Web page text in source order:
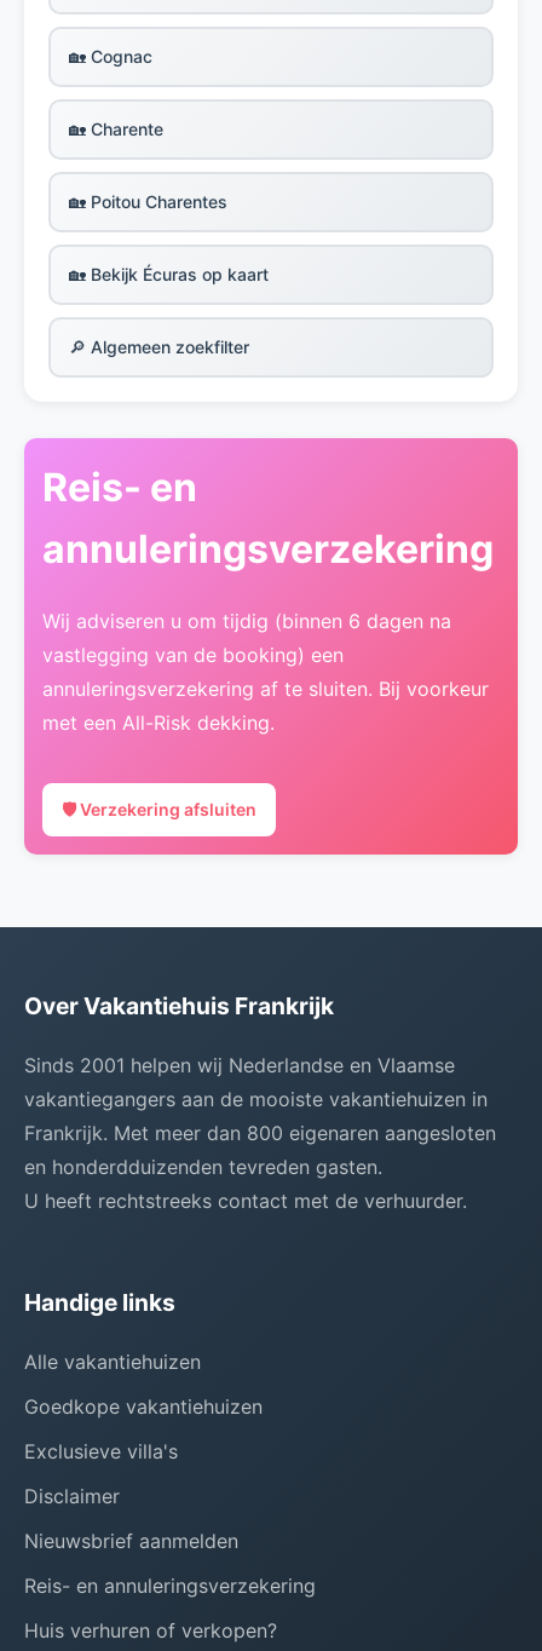
🏡 Cognac
🏡 Charente
🏡 Poitou Charentes
🏡 Bekijk Écuras op kaart
🔎 Algemeen zoekfilter
Reis- en
annuleringsverzekering
Wij adviseren u om tijdig (binnen 6 dagen na
vastlegging van de booking) een
annuleringsverzekering af te sluiten. Bij voorkeur
met een All-Risk dekking.
🛡️ Verzekering afsluiten
Over Vakantiehuis Frankrijk
Sinds 2001 helpen wij Nederlandse en Vlaamse
vakantiegangers aan de mooiste vakantiehuizen in
Frankrijk. Met meer dan 800 eigenaren aangesloten
en honderdduizenden tevreden gasten.
U heeft rechtstreeks contact met de verhuurder.
Handige links
Alle vakantiehuizen
Goedkope vakantiehuizen
Exclusieve villa's
Disclaimer
Nieuwsbrief aanmelden
Reis- en annuleringsverzekering
Huis verhuren of verkopen?